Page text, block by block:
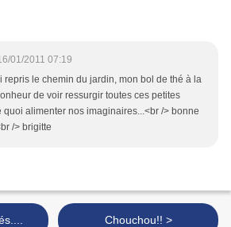
01/2011 07:19
repris le chemin du jardin, mon bol de thé à la
de voir ressurgir toutes ces petites
quoi alimenter nos imaginaires...<br /> bonne
/> brigitte
Chouchou!! >